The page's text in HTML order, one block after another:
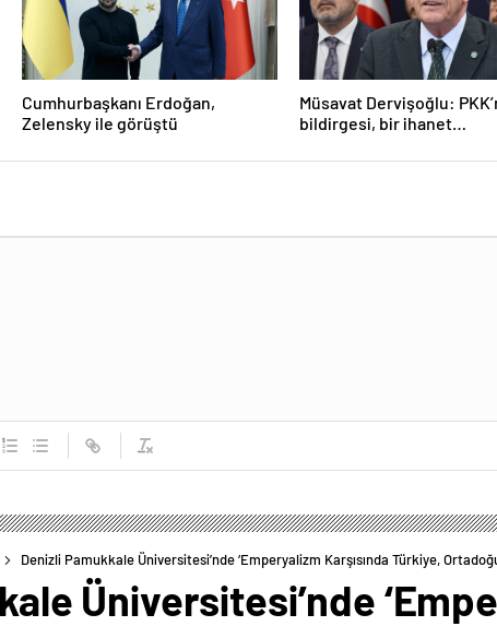
Cumhurbaşkanı Erdoğan,
Zelensky ile görüştü
Müsavat Dervişoğlu:
bildirgesi, bir ihanet
Denizli Pamukkale Üniversitesi’nde ‘Emperyalizm Karşısında Türkiye,
Üniversitesi’nde